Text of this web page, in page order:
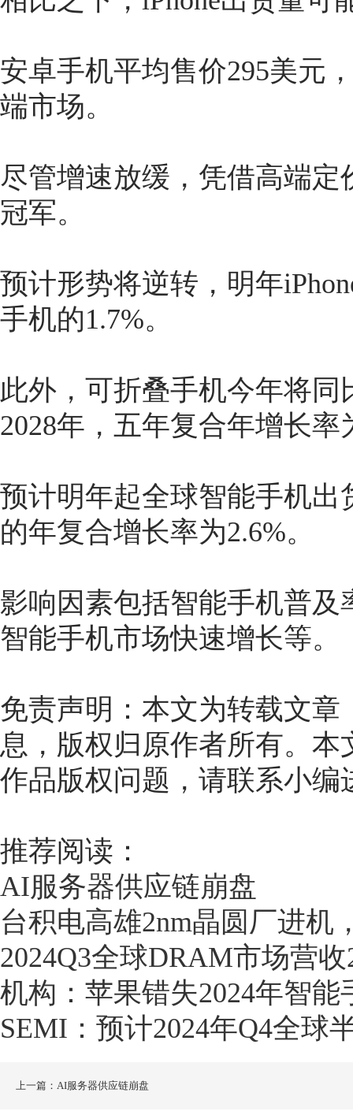
安卓手机平均售价295美元
端市场。
尽管增速放缓，凭借高端
冠军。
预计形势将逆转，明年
手机的1.7%。
此外，可折叠手机今年将同
2028年，五年复合年增长率
预计明年起全球智能手机出
的年复合增长率为2.6%。
影响因素包括智能手机普
智能手机市场快速增长等。
免责声明：本文为转载文
息，版权归原作者所有。
作品版权问题，请联系小编
推荐阅读：
AI服务器供应链崩盘
台积电高雄2nm晶圆厂进机
2024Q3全球DRAM市场营
机构：苹果错失2024年智
SEMI：预计2024年Q4全球
上一篇：AI服务器供应链崩盘